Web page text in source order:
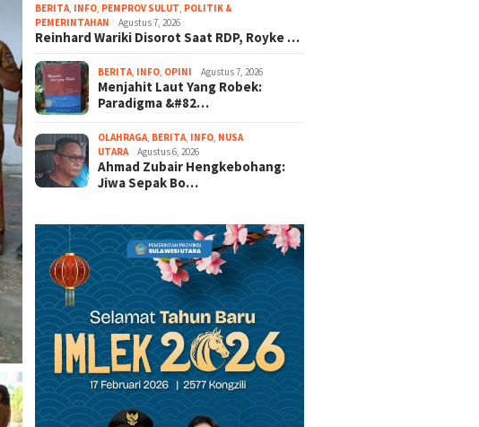
BERITA INFO PEMPROV SULUT POLITIK &
PEMERINTAHAN
Agustus 7, 2026
Reinhard Wariki Disorot Saat RDP, Royke …
BERITA INFO OPINI Agustus 7, 2026
Menjahit Laut Yang Robek:
Paradigma &#82…
OLAHRAGA BERITA INFO NUSA
UTARA
Agustus 6, 2026
Ahmad Zubair Hengkebohang:
Jiwa Sepak Bo…